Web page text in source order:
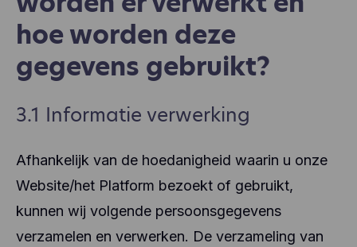
hoe worden deze
gegevens gebruikt?
3.1 Informatie verwerking
Afhankelijk van de hoedanigheid waarin u onze
Website/het Platform bezoekt of gebruikt,
kunnen wij volgende persoonsgegevens
verzamelen en verwerken. De verzameling van